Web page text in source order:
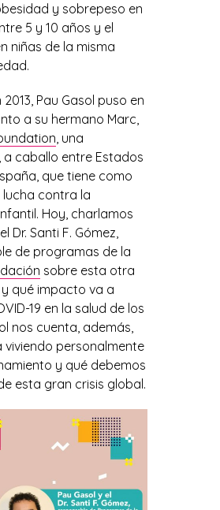
y sobrepeso en
5 y 10 años y el
niñas de la misma
2013, Pau Gasol puso en
a su hermano Marc,
, una
a caballo entre Estados
que tiene como
contra la
Hoy, charlamos
Dr. Santi F. Gómez,
de programas de la
sobre esta otra
qué impacto va a
19 en la salud de los
nos cuenta, además,
viviendo personalmente
y qué debemos
esta gran crisis global.